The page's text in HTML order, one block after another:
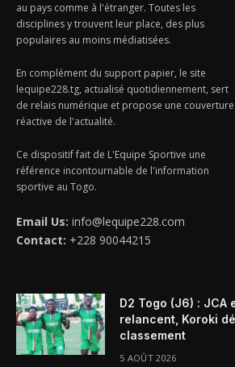
au pays comme à l'étranger. Toutes les
disciplines y trouvent leur place, des plus
populaires au moins médiatisées.
En complément du support papier, le site
lequipe228.tg, actualisé quotidiennement, sert
de relais numérique et propose une couverture
réactive de l'actualité.
Ce dispositif fait de L'Equipe Sportive une
référence incontournable de l'information
sportive au Togo.
Email Us: info@lequipe228.com
Contact: +228 90044215
D2 Togo (J6) : JCA
relancent, Koroki
classement
5 AOÛT 2026